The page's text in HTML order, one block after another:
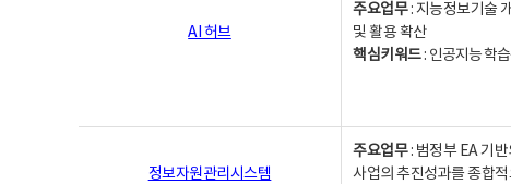
AI 허브
주요업무: 지능정보기술
및 활용 확산
핵심키워드: 인공지능 학
정보자원관리시스템
주요업무: 범정부 EA 기
사업의 추진성과를 종합